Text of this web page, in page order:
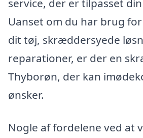
service, der er tilpasset
Uanset om du har brug
dit tøj, skræddersyede
reparationer, er der en
Thyborøn, der kan
ønsker.
Nogle af fordelene ved at